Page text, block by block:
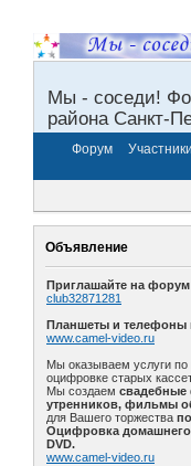
Мы - соседи!
района Санкт-
Форум Участники
Объявление
Приглашайте на форум
club32871281
Планшеты и телефоны
www.camel-video.ru
Мы оказываем услуги
оцифровке старых
Мы создаем свадебные
утренников, фильмы
для Вашего торжества
Оцифровка домашнего
DVD.
www.camel-video.ru